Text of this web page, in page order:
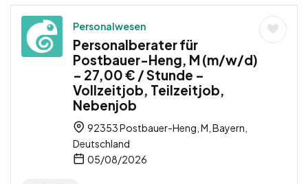
Personalwesen
Personalberater für
Postbauer-Heng, M (m/w/d)
– 27,00 € / Stunde –
Vollzeitjob, Teilzeitjob,
Nebenjob
92353 Postbauer-Heng, M, Bayern,
Deutschland
05/08/2026